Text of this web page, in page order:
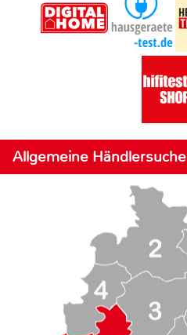
Allgemeine Händlersuche